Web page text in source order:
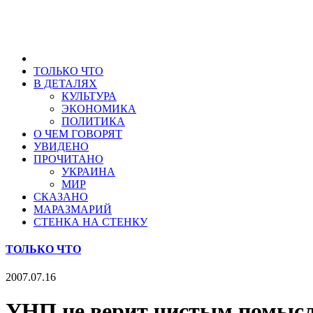
ТОЛЬКО ЧТО
В ДЕТАЛЯХ
КУЛЬТУРА
ЭКОНОМИКА
ПОЛИТИКА
О ЧЕМ ГОВОРЯТ
УВИДЕНО
ПРОЧИТАНО
УКРАИНА
МИР
СКАЗАНО
МАРАЗМАРИЙ
СТЕНКА НА СТЕНКУ
ТОЛЬКО ЧТО
2007.07.16